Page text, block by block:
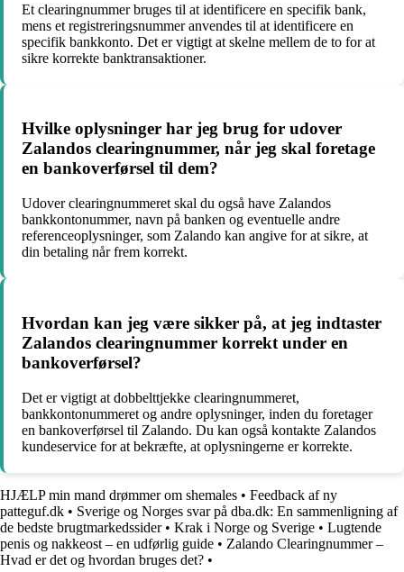
Et clearingnummer bruges til at identificere en specifik bank,
mens et registreringsnummer anvendes til at identificere en
specifik bankkonto. Det er vigtigt at skelne mellem de to for at
sikre korrekte banktransaktioner.
Hvilke oplysninger har jeg brug for udover
Zalandos clearingnummer, når jeg skal foretage
en bankoverførsel til dem?
Udover clearingnummeret skal du også have Zalandos
bankkontonummer, navn på banken og eventuelle andre
referenceoplysninger, som Zalando kan angive for at sikre, at
din betaling når frem korrekt.
Hvordan kan jeg være sikker på, at jeg indtaster
Zalandos clearingnummer korrekt under en
bankoverførsel?
Det er vigtigt at dobbelttjekke clearingnummeret,
bankkontonummeret og andre oplysninger, inden du foretager
en bankoverførsel til Zalando. Du kan også kontakte Zalandos
kundeservice for at bekræfte, at oplysningerne er korrekte.
HJÆLP min mand drømmer om shemales • Feedback af ny
patteguf.dk • Sverige og Norges svar på dba.dk: En sammenligning af
de bedste brugtmarkedssider• Krak i Norge og Sverige • Lugtende
penis og nakkeost – en udførlig guide • Zalando Clearingnummer –
Hvad er det og hvordan bruges det? •